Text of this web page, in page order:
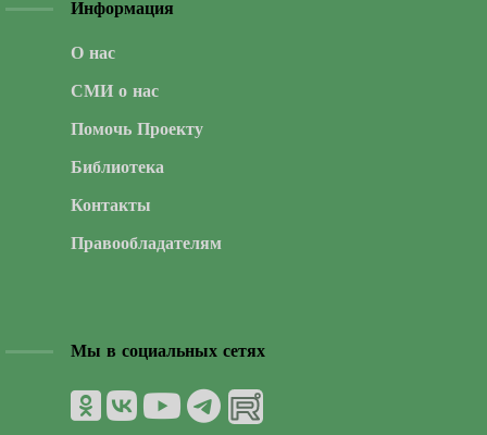
Информация
О нас
СМИ о нас
Помочь Проекту
Библиотека
Контакты
Правообладателям
Мы в социальных сетях